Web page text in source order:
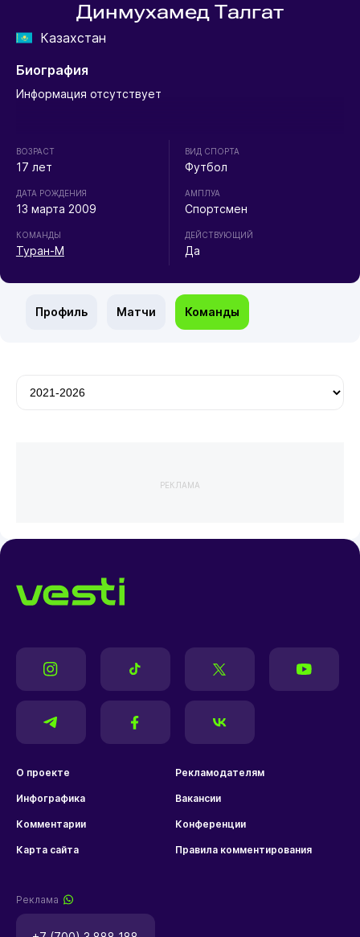
Динмухамед Талгат
Казахстан
Биография
Информация отсутствует
ВОЗРАСТ
17 лет
ДАТА РОЖДЕНИЯ
13 марта 2009
КОМАНДЫ
Туран-М
ВИД СПОРТА
Футбол
АМПЛУА
Спортсмен
ДЕЙСТВУЮЩИЙ
Да
Профиль Матчи Команды
РЕКЛАМА
О проекте Рекламодателям
Инфографика Вакансии
Комментарии Конференции
Карта сайта Правила комментирования
Реклама